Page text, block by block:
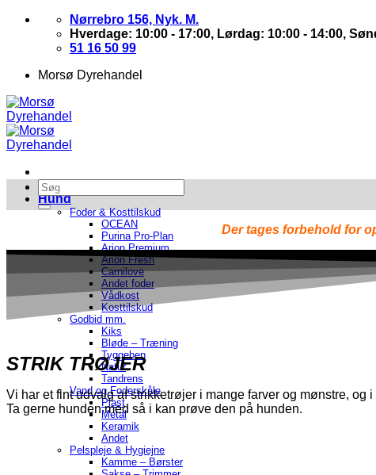
Skip
Nørrebro 156, Nyk. M.
Hverdage: 10:00 - 17:00, Lørdag: 10:00 - 14:00,
51 16 50 99
Morsø Dyrehandel
Hund
Foder & Kosttilskud
OCEAN
Purina Pro-Plan
Arion Premium
Arion Fresh
Carnilove
Andet foder
Vådkost
Kosttilskud
Godbid mm.
Kiks
Bløde – Træning
Tyggeben
Natur
Tandrens
Vand og Foderskåle
Plast
Metal
Keramik
Andet
Pelspleje & Hygiejne
Kamme – Børster
Der tages forbehold for
STRIK TRØJER
Vi har et fint udvalg af strikketrøjer i mange farver og mønstre,
Ta gerne hunden med så i kan prøve den på hunden.